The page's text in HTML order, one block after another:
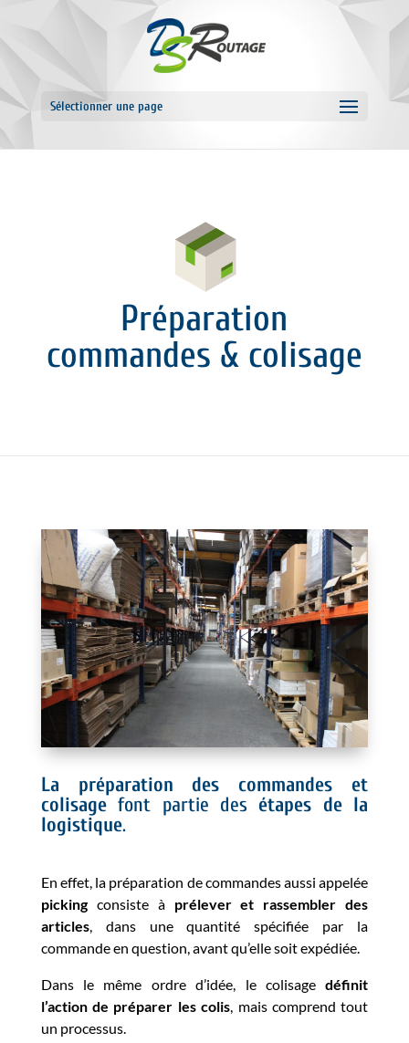
Sélectionner une page
Préparation
commandes & colisage
La préparation des commandes et
colisagefont partie des étapes de la
logistique.
En effet, la préparation de commandes aussi appelée
pickingconsiste à prélever et rassembler des
articles, dans une quantité spécifiée par la
commande en question, avant qu’elle soit expédiée.
Dans le même ordre d’idée, le colisagedéfinit
l’action de préparer les colis, mais comprend tout
un processus.